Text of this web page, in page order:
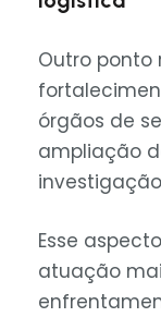
Outro ponto
órgãos de
ampliação
Esse
atuação